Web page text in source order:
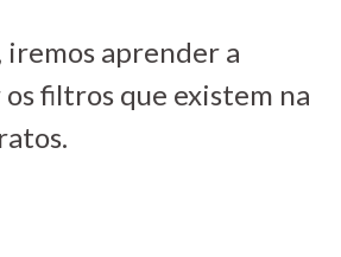
aprender a
filtros que existem na